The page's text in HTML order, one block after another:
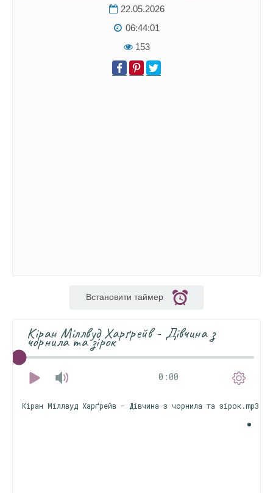
22.05.2026
06:44:01
153
Встановити таймер
Кіран Міллвуд Харґрейв - Дівчина з
чорнила та зірок
0:00
Кіран Міллвуд Харґрейв - Дівчина з чорнила та зірок.mp3